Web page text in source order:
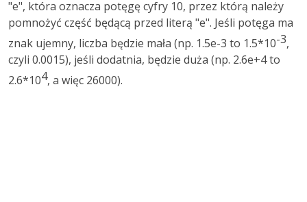
"e", która oznacza potęgę cyfry 10, przez którą należy
pomnożyć część będącą przed literą "e". Jeśli potęga ma
znak ujemny, liczba będzie mała (np. 1.5e-3 to 1.5*10-3,
czyli 0.0015), jeśli dodatnia, będzie duża (np. 2.6e+4 to
2.6*104, a więc 26000).